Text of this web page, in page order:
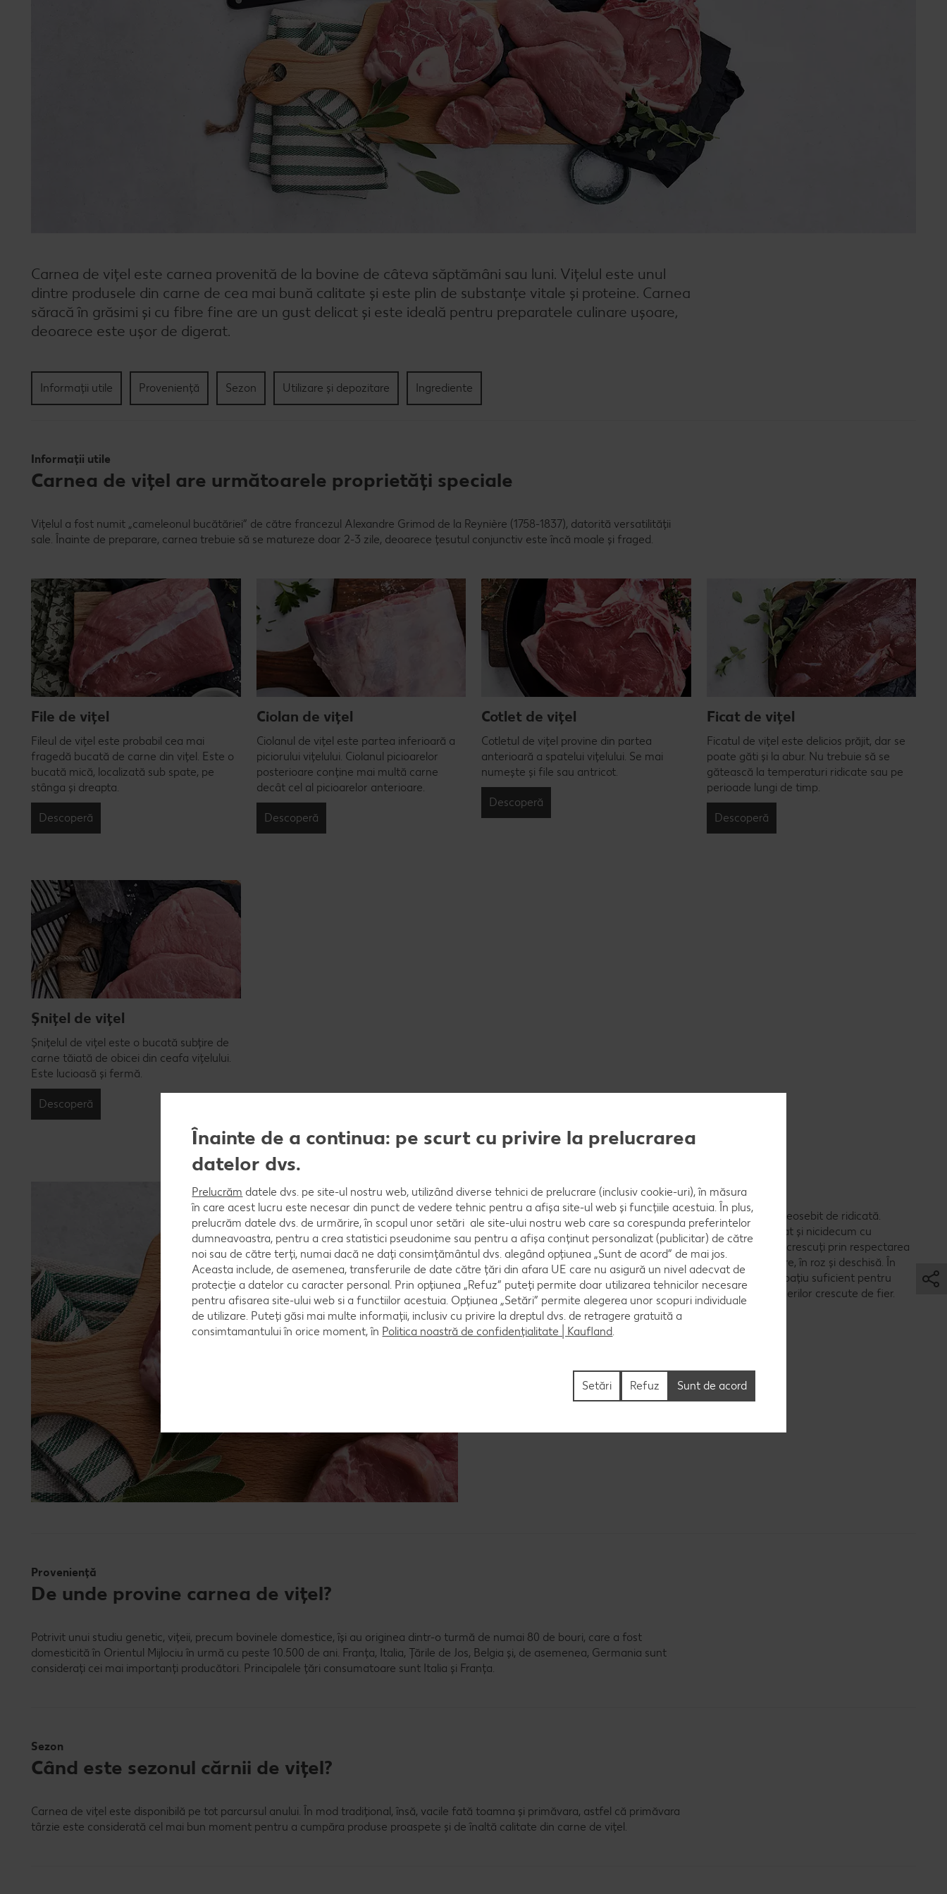
Rețete cu carne
Rețete de post
Raw vegan
Marcă proprie Kaufland - și
calitate și preț mic
RE:FRESH
România știe să gătească
Kaufland Livrează
Fresh
Carnea de vițel este carnea provenită de la bovine de câteva săptămâni sau luni. Vițelul este unul
dintre produsele din carne de cea mai bună calitate și este plin de substanțe vitale și proteine. Carnea
săracă în grăsimi și cu fibre fine are un gust delicat și este ideală pentru preparatele culinare ușoare,
deoarece este ușor de digerat.
Informații utile Proveniență Sezon Utilizare și depozitare Ingrediente
Informații utile
Carnea de vițel are următoarele proprietăți speciale
Vițelul a fost numit „cameleonul bucătăriei” de către francezul Alexandre Grimod de la Reynière (1758-1837), datorită versatilității
sale. Înainte de preparare, carnea trebuie să se matureze doar 2-3 zile, deoarece țesutul conjunctiv este încă moale și fraged.
File de vițel
Fileul de vițel este probabil cea mai
fragedă bucată de carne din vițel. Este o
bucată mică, localizată sub spate, pe
stânga și dreapta.
Descoperă
Șnițel de vițel
Șnițelul de vițel este o bucată subțire de
carne tăiată de obicei din ceafa vițelului.
Este lucioasă și fermă.
Descoperă
Ciolan de vițel
Ciolanul de vițel este partea inferioară a
piciorului vițelului. Ciolanul picioarelor
posterioare conține mai multă carne
decât cel al picioarelor anterioare.
Descoperă
Cotlet de vițel
Cotletul de vițel provine din partea
anterioară a spatelui vițelului. Se mai
numește și file sau antricot.
Descoperă
Ficat de vițel
Ficatul de vițel este delicios prăjit, dar se
poate găti și la abur. Nu trebuie să se
gătească la temperaturi ridicate sau pe
perioade lungi de timp.
Descoperă
Ce reprezintă culoarea cărnii
Carnea de vițel de culoare albă spre roz pal este de o calitate deosebit de ridicată.
Culoarea dovedește că animalul a fost crescut cu lapte adevărat și nicidecum cu
substituenți și a fost hrănit cu fân. Carnea provenită de la vițeii crescuți prin respectarea
altor standarde de hrănire este diferențiată în funcție de culoare, în roz și deschisă. În
plus, modul în care sunt adăpostite animalele, de exemplu, cu spațiu suficient pentru
mișcare, determină o colorație roșiatică a cărnii, datorită depunerilor crescute de fier.
Proveniență
De unde provine carnea de vițel?
Potrivit unui studiu genetic, vițeii, precum bovinele domestice, își au originea dintr-o turmă de numai 80 de bouri, care a fost
domesticită în Orientul Mijlociu în urmă cu peste 10.500 de ani. Franța, Italia, Țările de Jos, Belgia și, de asemenea, Germania sunt
considerați cei mai importanți producători. Principalele țări consumatoare sunt Italia și Franța.
Sezon
Când este sezonul cărnii de vițel?
Carnea de vițel este disponibilă pe tot parcursul anului. În mod tradițional, însă, vacile fată toamna și primăvara, astfel că primăvara
târzie este considerată cel mai bun moment pentru a cumpăra produse proaspete și de înaltă calitate din carne de vițel.
Înainte de a continua: pe scurt cu privire la prelucrarea
datelor dvs.
Prelucrăm datele dvs. pe site-ul nostru web, utilizând diverse tehnici de prelucrare (inclusiv cookie-uri), în măsura
în care acest lucru este necesar din punct de vedere tehnic pentru a afișa site-ul web și funcțiile acestuia. În plus,
prelucrăm datele dvs. de urmărire, în scopul unor setări ale site-ului nostru web care sa corespunda preferintelor
dumneavoastra, pentru a crea statistici pseudonime sau pentru a afișa conținut personalizat (publicitar) de către
noi sau de către terți, numai dacă ne dați consimțământul dvs. alegând opțiunea „Sunt de acord” de mai jos.
Aceasta include, de asemenea, transferurile de date către țări din afara UE care nu asigură un nivel adecvat de
protecție a datelor cu caracter personal. Prin opțiunea „Refuz” puteți permite doar utilizarea tehnicilor necesare
pentru afisarea site-ului web si a functiilor acestuia. Opțiunea „Setări” permite alegerea unor scopuri individuale
de utilizare. Puteți găsi mai multe informații, inclusiv cu privire la dreptul dvs. de retragere gratuită a
consimtamantului în orice moment, în Politica noastră de confidențialitate | Kaufland.
Refuz Sunt de acord
Setări